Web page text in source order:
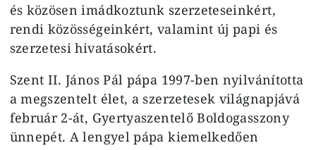
és közösen imádkoztunk szerzeteseinkért,
rendi közösségeinkért, valamint új papi és
szerzetesi hivatásokért.
Szent II. János Pál pápa 1997-ben nyilvánította
a megszentelt élet, a szerzetesek világnapjává
február 2-át, Gyertyaszentelő Boldogasszony
ünnepét. A lengyel pápa kiemelkedően